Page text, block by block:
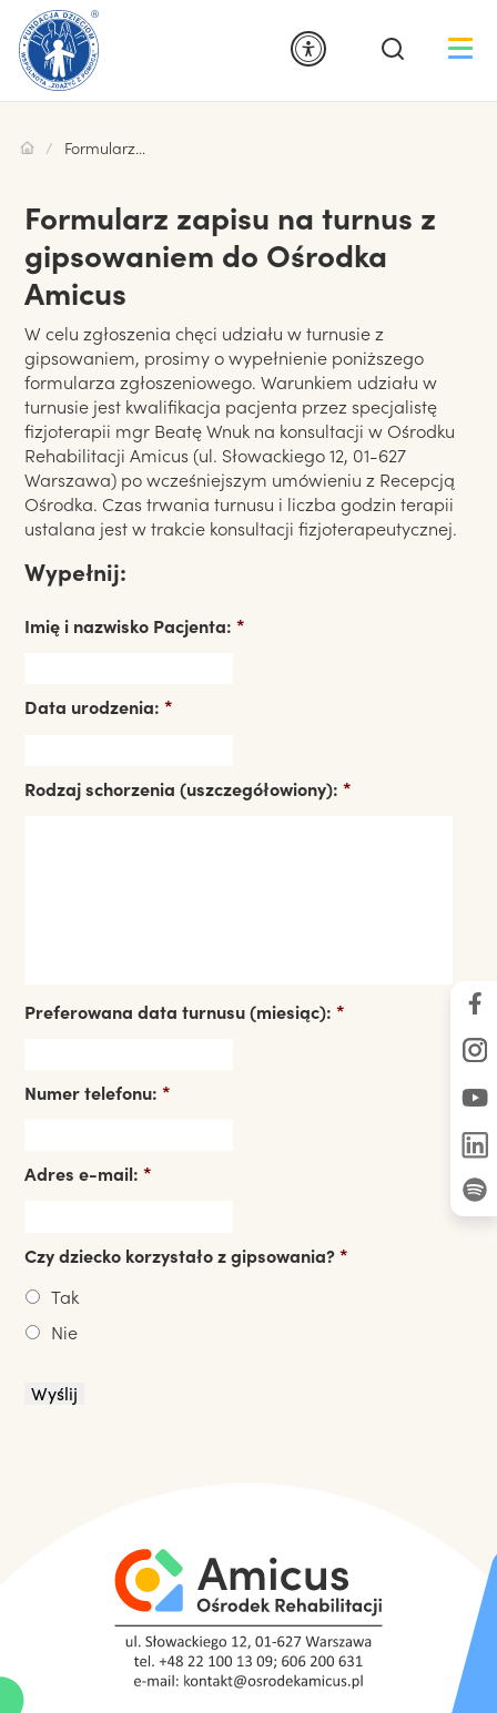
Formularz zapisu na turnus z gipsowaniem do Ośrodka Amicus
Formularz zapisu na turnus z
gipsowaniem do Ośrodka
Amicus
W celu zgłoszenia chęci udziału w turnusie z
gipsowaniem, prosimy o wypełnienie poniższego
formularza zgłoszeniowego. Warunkiem udziału w
turnusie jest kwalifikacja pacjenta przez specjalistę
fizjoterapii mgr Beatę Wnuk na konsultacji w Ośrodku
Rehabilitacji Amicus (ul. Słowackiego 12, 01-627
Warszawa) po wcześniejszym umówieniu z Recepcją
Ośrodka. Czas trwania turnusu i liczba godzin terapii
ustalana jest w trakcie konsultacji fizjoterapeutycznej.
Wypełnij:
Imię i nazwisko Pacjenta: *
Data urodzenia: *
Rodzaj schorzenia (uszczegółowiony): *
Preferowana data turnusu (miesiąc): *
Numer telefonu: *
Adres e-mail: *
Czy dziecko korzystało z gipsowania? *
Tak
Nie